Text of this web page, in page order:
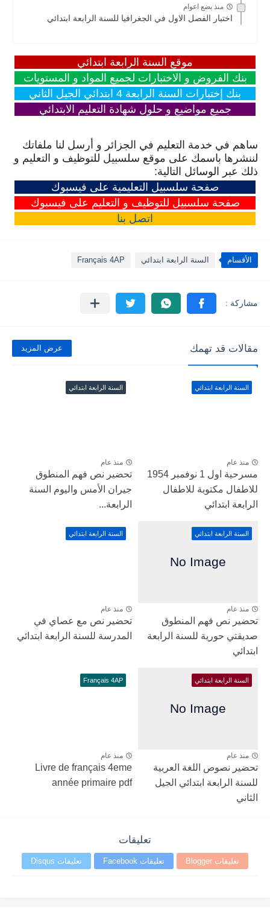
منذ بضع اعوام
اختبار الفصل الاول في الجغرافيا للسنة الرابعة ابتدائي
موقع السنة الرابعة ابتدائي
بنك الفروض و الاختبارات لجميع المواد و المستويات
بنك إختبارات السنة الرابعة 4 ابتدائي الجيل الثاني
جميع مواضيع و حلول شهادة التعليم الابتدائي
ساهم في خدمة التعليم في الجزائر و أرسل لنا ملفاتك
لننشرها باسمك على موقع سلسبيل للتوظيف و التعليم و
ذلك عبر الوسائل التالية:
صفحة سلسبيل التعليمية على فيسبوك
صفحة سلسبيل للتوظيف و التعليم على فيسبوك
اتصل بنا
الأقسام السنة الرابعة ابتدائي Français 4AP
مقالات قد تهمك عرض المزيد
السنة الرابعة ابتدائي
منذ عام
مسرحية اول 1 نوفمبر 1954
للاطفال مكتوبة للاطفال
الرابعة ابتدائي
السنة الرابعة ابتدائي
منذ عام
تحضير نص فهم المنطوق
جيران الأمس واليوم السنة
الرابعة...
السنة الرابعة ابتدائي
منذ عام
تحضير نص فهم المنطوق
صديقتي حورية للسنة الرابعة
ابتدائي
السنة الرابعة ابتدائي
منذ عام
تحضير نص مع عصاي في
المدرسة للسنة الرابعة ابتدائي
السنة الرابعة ابتدائي
منذ عام
تحضير نصوص اللغة العربية
للسنة الرابعة ابتدائي الجيل
الثاني
Français 4AP
منذ عام
Livre de français 4eme
année primaire pdf
تعليقات
تعليقات Blogger تعليقات Facebook تعليقات Disqus